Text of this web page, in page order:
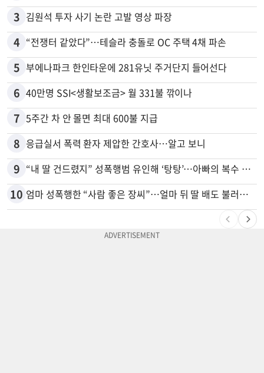
3 김원석 투자 사기 논란 고발 영상 파장
4 “전쟁터 같았다”…테슬라 충돌로 OC 주택 4채 파손
5 부에나파크 한인타운에 281유닛 주거단지 들어선다
6 40만명 SSI<생활보조금> 월 331불 깎이나
7 5주간 차 안 몰면 최대 600불 지급
8 응급실서 폭력 환자 제압한 간호사…알고 보니
9 “내 딸 건드렸지” 성폭행범 유인해 ‘탕탕’…아빠의 복수 결말
10 엄마 성폭행한 “사람 좋은 장씨”…얼마 뒤 딸 배도 불러왔다